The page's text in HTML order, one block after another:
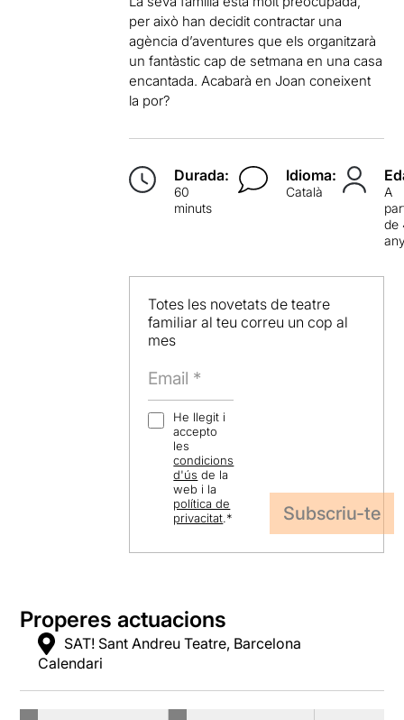
per això han decidit contractar una
agència d’aventures que els organitzarà
un fantàstic cap de setmana en una casa
encantada. Acabarà en Joan coneixent
la por?
Durada:
60
minuts
Idioma:
Català
A
de
Totes les novetats de teatre
familiar al teu correu un cop al
mes
He llegit i
accepto
les
condicions
d'ús de la
web i la
política de
privacitat.*
Properes actuacions
SAT! Sant Andreu Teatre, Barcelona
Calendari